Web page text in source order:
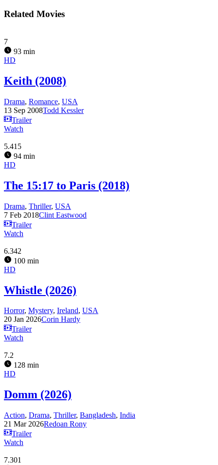
Related Movies
7
93 min
HD
Keith (2008)
Drama, Romance, USA
13 Sep 2008Todd Kessler
Trailer
Watch
5.415
94 min
HD
The 15:17 to Paris (2018)
Drama, Thriller, USA
7 Feb 2018Clint Eastwood
Trailer
Watch
6.342
100 min
HD
Whistle (2026)
Horror, Mystery, Ireland, USA
20 Jan 2026Corin Hardy
Trailer
Watch
7.2
128 min
HD
Domm (2026)
Action, Drama, Thriller, Bangladesh, India
21 Mar 2026Redoan Rony
Trailer
Watch
7.301